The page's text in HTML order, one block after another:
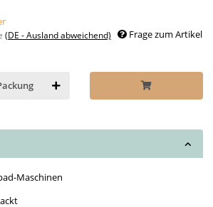
(DE - Ausland abweichend) Frage zum Artikel
Maschinen